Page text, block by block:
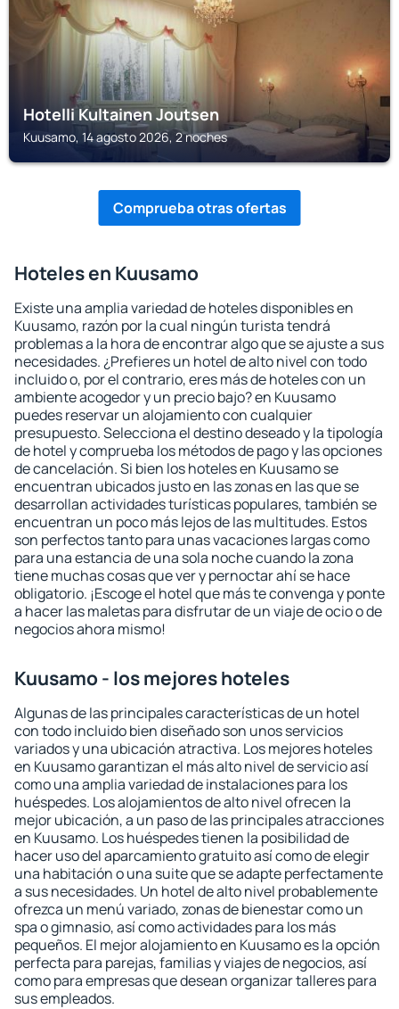
Hotelli Kultainen Joutsen
Kuusamo, 14 agosto 2026, 2 noches
Comprueba otras ofertas
Hoteles en Kuusamo
Existe una amplia variedad de hoteles disponibles en
Kuusamo, razón por la cual ningún turista tendrá
problemas a la hora de encontrar algo que se ajuste a sus
necesidades. ¿Prefieres un hotel de alto nivel con todo
incluido o, por el contrario, eres más de hoteles con un
ambiente acogedor y un precio bajo? en Kuusamo
puedes reservar un alojamiento con cualquier
presupuesto. Selecciona el destino deseado y la tipología
de hotel y comprueba los métodos de pago y las opciones
de cancelación. Si bien los hoteles en Kuusamo se
encuentran ubicados justo en las zonas en las que se
desarrollan actividades turísticas populares, también se
encuentran un poco más lejos de las multitudes. Estos
son perfectos tanto para unas vacaciones largas como
para una estancia de una sola noche cuando la zona
tiene muchas cosas que ver y pernoctar ahí se hace
obligatorio. ¡Escoge el hotel que más te convenga y ponte
a hacer las maletas para disfrutar de un viaje de ocio o de
negocios ahora mismo!
Kuusamo - los mejores hoteles
Algunas de las principales características de un hotel
con todo incluido bien diseñado son unos servicios
variados y una ubicación atractiva. Los mejores hoteles
en Kuusamo garantizan el más alto nivel de servicio así
como una amplia variedad de instalaciones para los
huéspedes. Los alojamientos de alto nivel ofrecen la
mejor ubicación, a un paso de las principales atracciones
en Kuusamo. Los huéspedes tienen la posibilidad de
hacer uso del aparcamiento gratuito así como de elegir
una habitación o una suite que se adapte perfectamente
a sus necesidades. Un hotel de alto nivel probablemente
ofrezca un menú variado, zonas de bienestar como un
spa o gimnasio, así como actividades para los más
pequeños. El mejor alojamiento en Kuusamo es la opción
perfecta para parejas, familias y viajes de negocios, así
como para empresas que desean organizar talleres para
sus empleados.